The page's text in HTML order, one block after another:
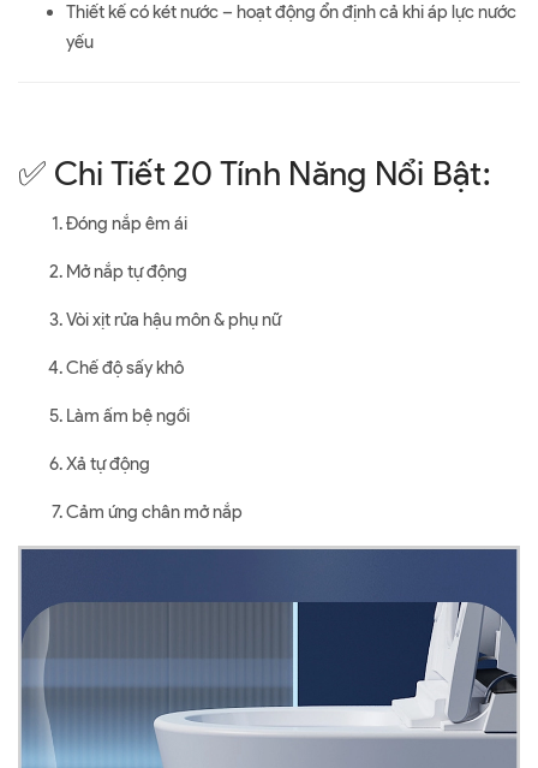
Thiết kế có két nước – hoạt động ổn định cả khi áp lực nước
yếu
✅ Chi Tiết 20 Tính Năng Nổi Bật:
Đóng nắp êm ái
Mở nắp tự động
Vòi xịt rửa hậu môn & phụ nữ
Chế độ sấy khô
Làm ấm bệ ngồi
Xả tự động
Cảm ứng chân mở nắp